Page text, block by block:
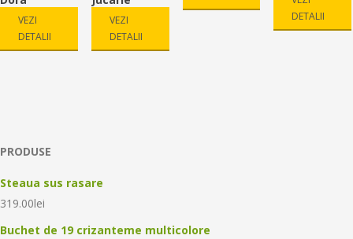
Exploratoare
a – Set
bucatarie
VEZI
DETALII
bebelusi B-
Kids – Minge
de plus
Jingle’n Roll
VEZI
DETALII
prichindei
DETALII
PRODUSE
Steaua sus rasare
319.00lei
Buchet de 19 crizanteme multicolore